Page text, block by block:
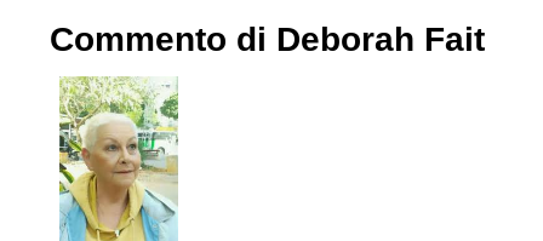
Commento di Deborah Fait